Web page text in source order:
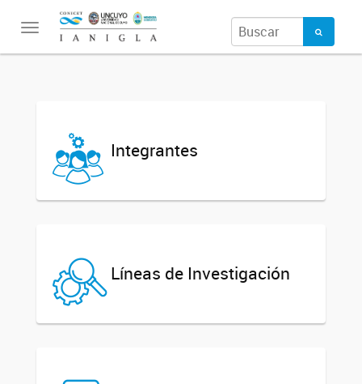
Toggle
Integrantes
Líneas de Investigación